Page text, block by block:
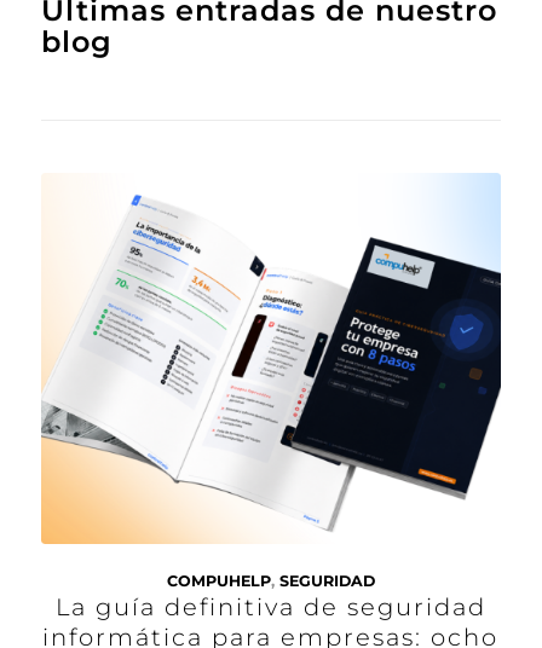
Últimas entradas de nuestro
blog
COMPUHELP, SEGURIDAD
La guía definitiva de seguridad
informática para empresas: ocho